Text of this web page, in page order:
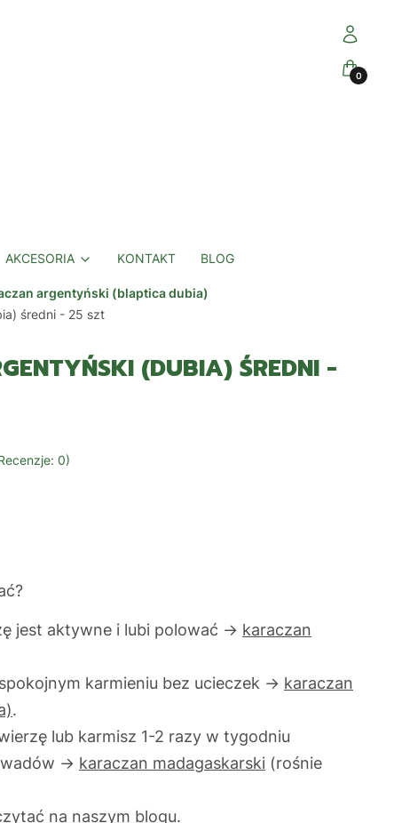
Zaloguj się
Koszyk
AKCESORIA KONTAKT BLOG
argentyński (blaptica dubia)
średni - 25 szt
(DUBIA) ŚREDNI -
0)
jest aktywne i lubi polować -> karaczan
karmieniu bez ucieczek -> karaczan
.
lub karmisz 1-2 razy w tygodniu
-> karaczan madagaskarski (rośnie
na naszym blogu.